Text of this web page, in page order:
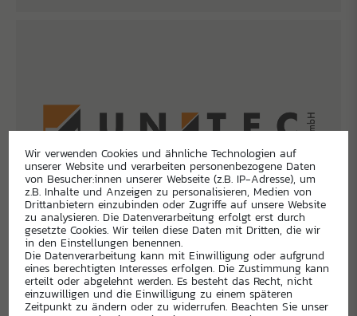
Wir verwenden Cookies und ähnliche Technologien auf
unserer Website und verarbeiten personenbezogene Daten
von Besucher:innen unserer Webseite (z.B. IP-Adresse), um
z.B. Inhalte und Anzeigen zu personalisieren, Medien von
Drittanbietern einzubinden oder Zugriffe auf unsere Website
zu analysieren. Die Datenverarbeitung erfolgt erst durch
gesetzte Cookies. Wir teilen diese Daten mit Dritten, die wir
in den Einstellungen benennen.
Die Datenverarbeitung kann mit Einwilligung oder aufgrund
eines berechtigten Interesses erfolgen. Die Zustimmung kann
erteilt oder abgelehnt werden. Es besteht das Recht, nicht
einzuwilligen und die Einwilligung zu einem späteren
Zeitpunkt zu ändern oder zu widerrufen. Beachten Sie unser